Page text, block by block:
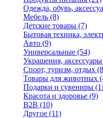
Одежда, обувь,
Мебель (8)
Детские товары (7)
Бытовая техника,
Авто (9)
Универсальные (54)
Украшения, аксессуары
Спорт, туризм, отдых
Товары для животных
Подарки и сувениры
Красота и здоровье (9)
B2B (10)
Другое (11)